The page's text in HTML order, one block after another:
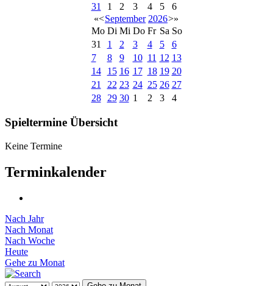
31
1 2 3 4 5
6
«<September 2026>»
Mo Di Mi Do Fr Sa So
31
1 2 3 4 5
6
7
8 9 10 11 12 13
14
15 16 17 18 19 20
21
22 23 24 25 26 27
28
29 30 1 2 3 4
Spieltermine Übersicht
Keine Termine
Terminkalender
Nach Jahr
Nach Monat
Nach Woche
Heute
Gehe zu Monat